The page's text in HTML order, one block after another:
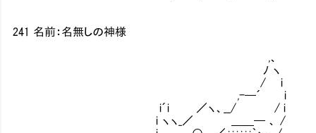
241 名前：名無しの神様
,、
ﾉ ヽ
/ i
,-─´ i
i´i ／ヽ、__/ / i
i ヽヽ_／ ＿＿─ 、 /